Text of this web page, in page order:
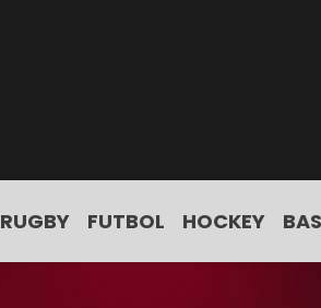
RUGBY FUTBOL HOCKEY